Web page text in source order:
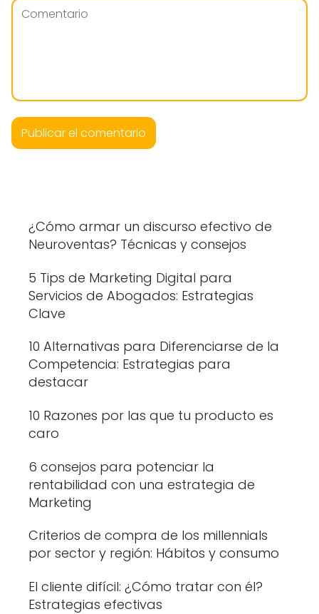
¿Cómo armar un discurso efectivo de
Neuroventas? Técnicas y consejos
5 Tips de Marketing Digital para
Servicios de Abogados: Estrategias
Clave
10 Alternativas para Diferenciarse de la
Competencia: Estrategias para
destacar
10 Razones por las que tu producto es
caro
6 consejos para potenciar la
rentabilidad con una estrategia de
Marketing
Criterios de compra de los millennials
por sector y región: Hábitos y consumo
El cliente difícil: ¿Cómo tratar con él?
Estrategias efectivas